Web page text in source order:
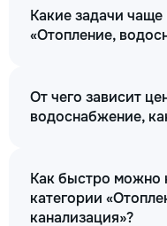
Какие задачи
«Отопление,
От чего зависит
водоснабжение,
Как быстро можно
категории
канализация»?